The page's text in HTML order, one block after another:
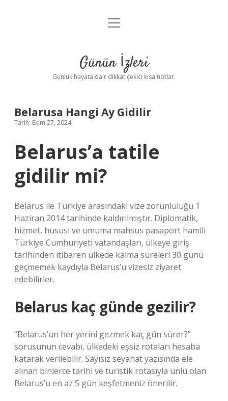
Anasayfa
Yasal Uyarı
menüyü
Günün İzleri
Günlük hayata dair dikkat çekici kısa notlar.
Belarusa Hangi Ay Gidilir
Tarih: Ekim 27, 2024
Belarus’a tatile
gidilir mi?
Belarus ile Türkiye arasındaki vize zorunluluğu 1
Haziran 2014 tarihinde kaldırılmıştır. Diplomatik,
hizmet, hususi ve umuma mahsus pasaport hamili
Türkiye Cumhuriyeti vatandaşları, ülkeye giriş
tarihinden itibaren ülkede kalma süreleri 30 günü
geçmemek kaydıyla Belarus’u vizesiz ziyaret
edebilirler.
Belarus kaç günde gezilir?
“Belarus’un her yerini gezmek kaç gün sürer?”
sorusunun cevabı, ülkedeki eşsiz rotaları hesaba
katarak verilebilir. Sayısız seyahat yazısında ele
alınan binlerce tarihi ve turistik rotasıyla ünlü olan
Belarus’u en az 5 gün keşfetmeniz önerilir.